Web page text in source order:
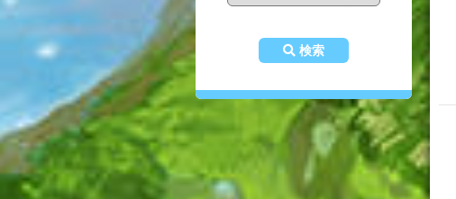
検索